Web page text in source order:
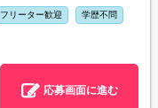
フリーター歓迎 学歴不問
応募画面に進む